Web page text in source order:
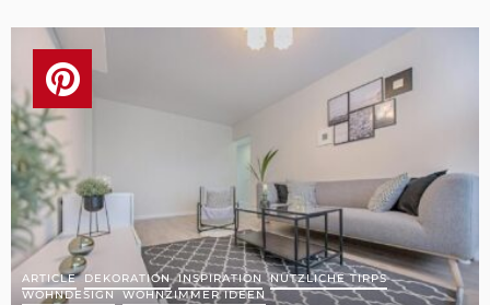
ARTICLE DEKORATION INSPIRATION
NÜTZLICHE TIPPS
WOHNDESIGN WOHNZIMMER IDEEN